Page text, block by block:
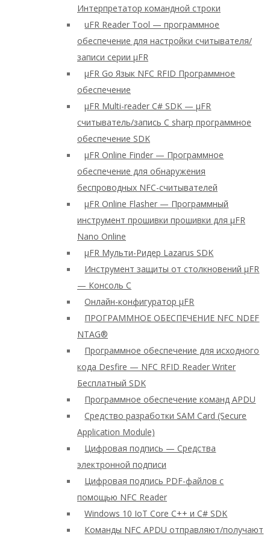
Интерпретатор командной строки
uFR Reader Tool — программное
обеспечение для настройки считывателя/
записи серии μFR
μFR Go Язык NFC RFID Программное
обеспечение
μFR Multi-reader C# SDK — μFR
считыватель/запись C sharp программное
обеспечение SDK
μFR Online Finder — Программное
обеспечение для обнаружения
беспроводных NFC-считывателей
μFR Online Flasher — Программный
инструмент прошивки прошивки для μFR
Nano Online
μFR Мульти-Ридер Lazarus SDK
Инструмент защиты от столкновений μFR
— Консоль C
Онлайн-конфигуратор μFR
ПРОГРАММНОЕ ОБЕСПЕЧЕНИЕ NFC NDEF
NTAG®
Программное обеспечение для исходного
кода Desfire — NFC RFID Reader Writer
Бесплатный SDK
Программное обеспечение команд APDU
Средство разработки SAM Card (Secure
Application Module)
Цифровая подпись — Средства
электронной подписи
Цифровая подпись PDF-файлов с
помощью NFC Reader
Windows 10 IoT Core C++ и C# SDK
Команды NFC APDU отправляют/получают